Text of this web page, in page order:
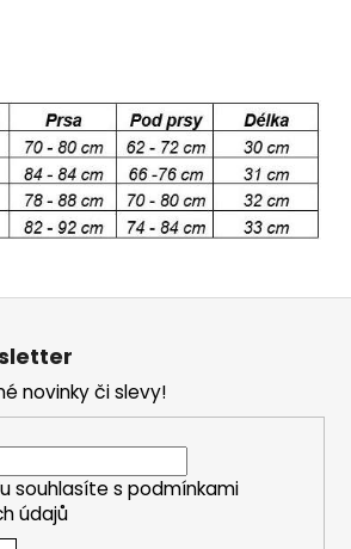
novinky či slevy!
souhlasíte s podmínkami
údajů